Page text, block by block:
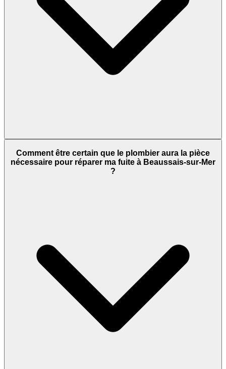
Comment être certain que le plombier aura la pièce
nécessaire pour réparer ma fuite à Beaussais-sur-Mer
?